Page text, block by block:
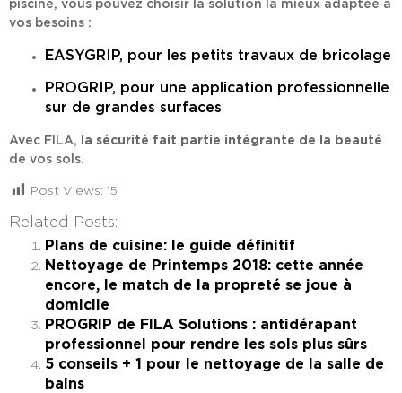
piscine, vous pouvez choisir la solution la mieux adaptée à
vos besoins :
EASYGRIP, pour les petits travaux de bricolage
PROGRIP, pour une application professionnelle
sur de grandes surfaces
Avec FILA,
la sécurité fait partie intégrante de la beauté
de vos sols
Post Views: 15
Related Posts:
Plans de cuisine: le guide définitif
Nettoyage de Printemps 2018: cette année
encore, le match de la propreté se joue à
domicile
PROGRIP de FILA Solutions : antidérapant
professionnel pour rendre les sols plus sûrs
5 conseils + 1 pour le nettoyage de la salle de
bains